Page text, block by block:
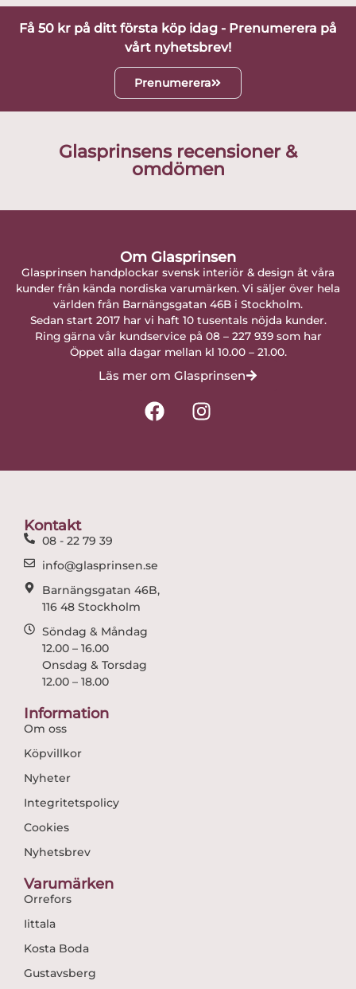
Få 50 kr på ditt första köp idag - Prenumerera på
vårt nyhetsbrev!
Prenumerera
Glasprinsens recensioner &
omdömen
Om Glasprinsen
Glasprinsen handplockar svensk interiör & design åt våra
kunder från kända nordiska varumärken. Vi säljer över hela
världen från Barnängsgatan 46B i Stockholm.
Sedan start 2017 har vi haft 10 tusentals nöjda kunder.
Ring gärna vår kundservice på 08 – 227 939 som har
Öppet alla dagar mellan kl 10.00 – 21.00.
Läs mer om Glasprinsen
F
a
I
n
Kontakt
08 - 22 79 39
info@glasprinsen.se
Barnängsgatan 46B,
116 48 Stockholm
Söndag & Måndag
12.00 – 16.00
Onsdag & Torsdag
12.00 – 18.00
Information
Om oss
Köpvillkor
Nyheter
Integritetspolicy
Cookies
Nyhetsbrev
Varumärken
Orrefors
Iittala
Kosta Boda
Gustavsberg